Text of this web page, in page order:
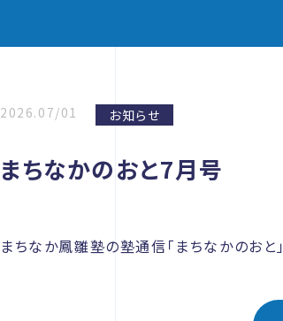
2026.07/01 お知らせ
まちなかのおと7月号
まちなか鳳雛塾の塾通信「まちなかのお